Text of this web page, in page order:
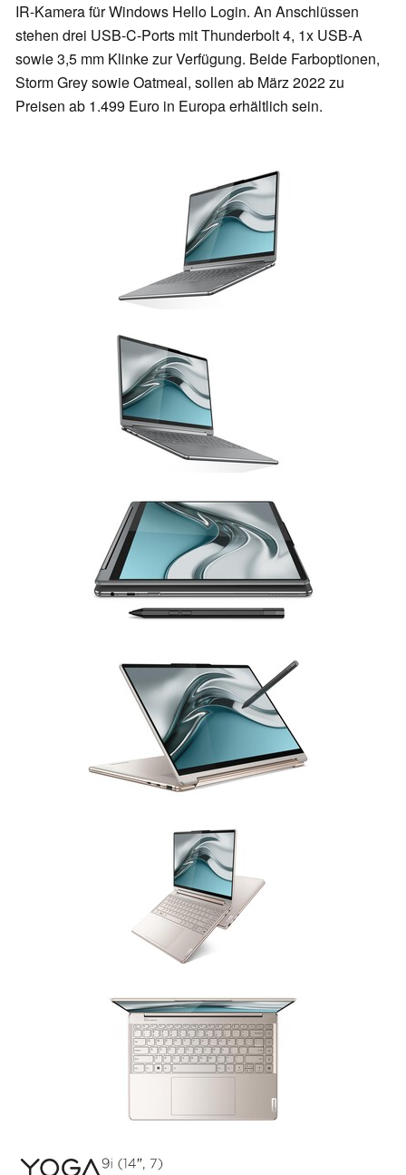
IR-Kamera für Windows Hello Login. An Anschlüssen
stehen drei USB-C-Ports mit Thunderbolt 4, 1x USB-A
sowie 3,5 mm Klinke zur Verfügung. Beide Farboptionen,
Storm Grey sowie Oatmeal, sollen ab März 2022 zu
Preisen ab 1.499 Euro in Europa erhältlich sein.